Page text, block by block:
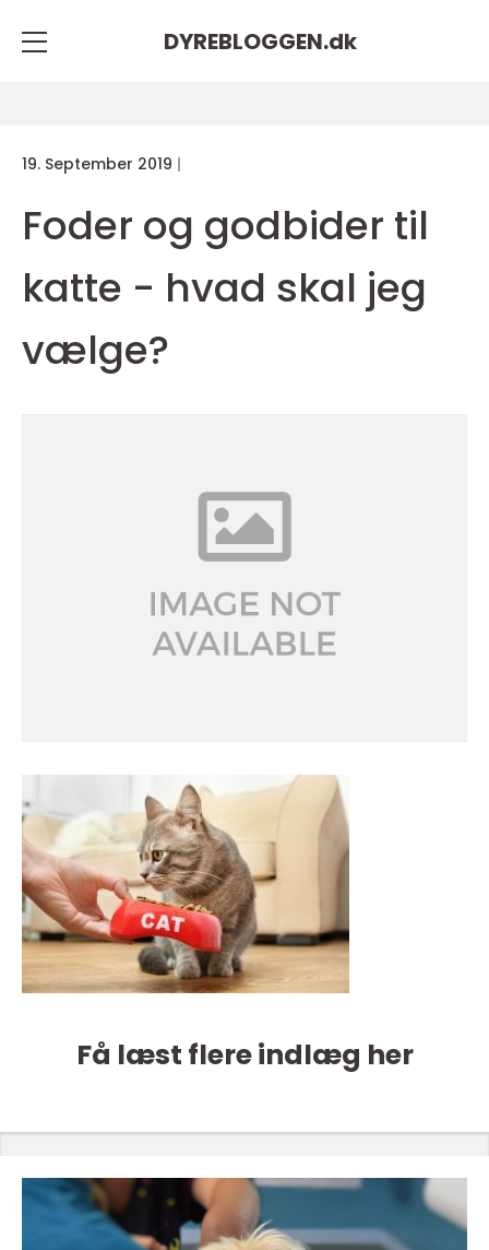
DYREBLOGGEN.dk
19. September 2019
Foder og godbider til
katte - hvad skal jeg
vælge?
Få læst flere indlæg her